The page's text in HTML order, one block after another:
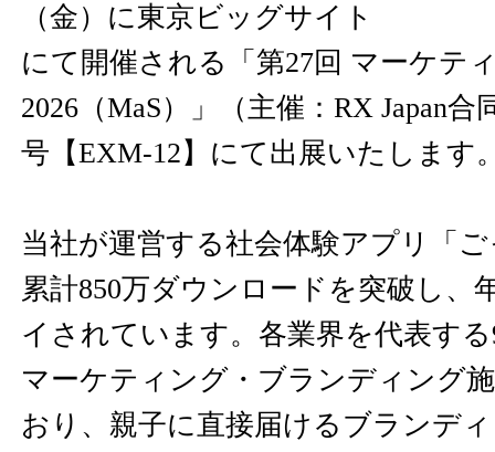
（金）に東京ビッグサイト
にて開催される「第27回 マーケテ
2026（MaS）」（主催：RX Japan
号【EXM-12】にて出展いたします
当社が運営する社会体験アプリ「
累計850万ダウンロードを突破し、
イされています。各業界を代表す
マーケティング・ブランディング
おり、親子に直接届けるブランデ